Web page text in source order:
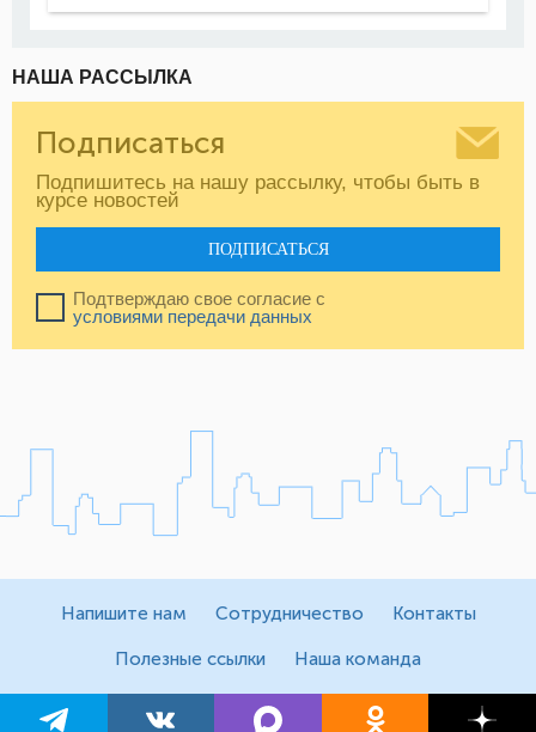
НАША РАССЫЛКА
Подписаться
Подпишитесь на нашу рассылку, чтобы быть в
курсе новостей
ПОДПИСАТЬСЯ
Подтверждаю свое согласие с
условиями передачи данных
Напишите нам Сотрудничество Контакты
Полезные ссылки Наша команда